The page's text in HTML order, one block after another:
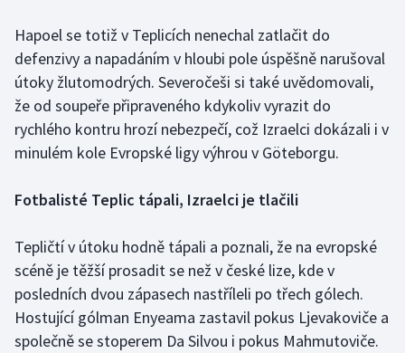
Motorsport
Olympijské hry
Parasport
Plavání
Plážový volejbal
Ragby
Rychlobruslení
Hapoel se totiž v Teplicích nenechal zatlačit do
defenzivy a napadáním v hloubi pole úspěšně narušoval
útoky žlutomodrých. Severočeši si také uvědomovali,
že od soupeře připraveného kdykoliv vyrazit do
rychlého kontru hrozí nebezpečí, což Izraelci dokázali i v
minulém kole Evropské ligy výhrou v Göteborgu.
Fotbalisté Teplic tápali, Izraelci je tlačili
Tepličtí v útoku hodně tápali a poznali, že na evropské
scéně je těžší prosadit se než v české lize, kde v
posledních dvou zápasech nastříleli po třech gólech.
Hostující gólman Enyeama zastavil pokus Ljevakoviče a
společně se stoperem Da Silvou i pokus Mahmutoviče.